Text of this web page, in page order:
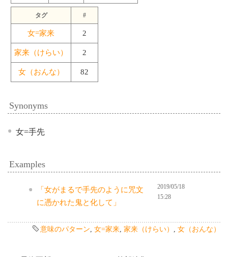
タグ #
女=家来 2
家来（けらい） 2
女（おんな） 82
Synonyms
女=手先
Examples
「女がまるで手先のように咒文
に憑かれた鬼と化して」
2019/05/18
15:28
意味のパターン 女=家来 家来（けらい） 女（おんな）